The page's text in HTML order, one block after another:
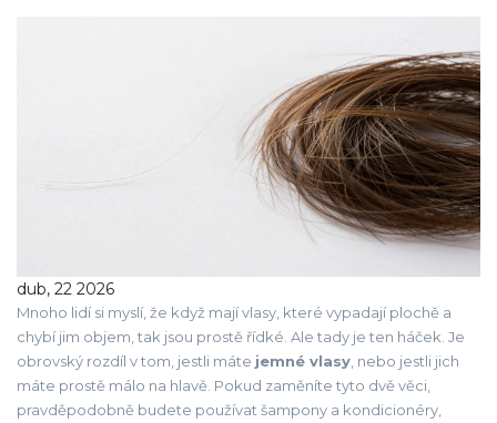
dub, 22 2026
Mnoho lidí si myslí, že když mají vlasy, které vypadají plochě a
chybí jim objem, tak jsou prostě řídké. Ale tady je ten háček. Je
obrovský rozdíl v tom, jestli máte jemné vlasy , nebo jestli jich
máte prostě málo na hlavě. Pokud zaměníte tyto dvě věci,
pravděpodobně budete používat šampony a kondicionéry,